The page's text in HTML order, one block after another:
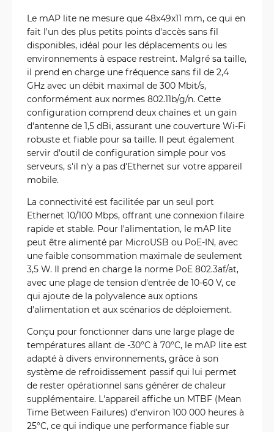
Le mAP lite ne mesure que 48x49x11 mm, ce qui en
fait l'un des plus petits points d'accès sans fil
disponibles, idéal pour les déplacements ou les
environnements à espace restreint. Malgré sa taille,
il prend en charge une fréquence sans fil de 2,4
GHz avec un débit maximal de 300 Mbit/s,
conformément aux normes 802.11b/g/n. Cette
configuration comprend deux chaînes et un gain
d'antenne de 1,5 dBi, assurant une couverture Wi-Fi
robuste et fiable pour sa taille. Il peut également
servir d'outil de configuration simple pour vos
serveurs, s'il n'y a pas d'Ethernet sur votre appareil
mobile.
La connectivité est facilitée par un seul port
Ethernet 10/100 Mbps, offrant une connexion filaire
rapide et stable. Pour l'alimentation, le mAP lite
peut être alimenté par MicroUSB ou PoE-IN, avec
une faible consommation maximale de seulement
3,5 W. Il prend en charge la norme PoE 802.3af/at,
avec une plage de tension d'entrée de 10-60 V, ce
qui ajoute de la polyvalence aux options
d'alimentation et aux scénarios de déploiement.
Conçu pour fonctionner dans une large plage de
températures allant de -30°C à 70°C, le mAP lite est
adapté à divers environnements, grâce à son
système de refroidissement passif qui lui permet
de rester opérationnel sans générer de chaleur
supplémentaire. L'appareil affiche un MTBF (Mean
Time Between Failures) d'environ 100 000 heures à
25°C, ce qui indique une performance fiable sur